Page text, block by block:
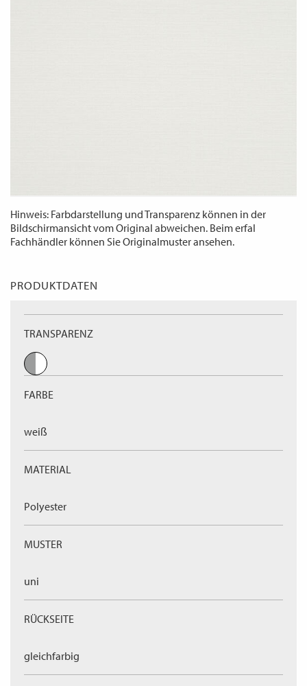
Hinweis: Farbdarstellung und Transparenz können in der
Bildschirmansicht vom Original abweichen. Beim erfal
Fachhändler können Sie Originalmuster ansehen.
PRODUKTDATEN
TRANSPARENZ
FARBE
weiß
MATERIAL
Polyester
MUSTER
uni
RÜCKSEITE
gleichfarbig